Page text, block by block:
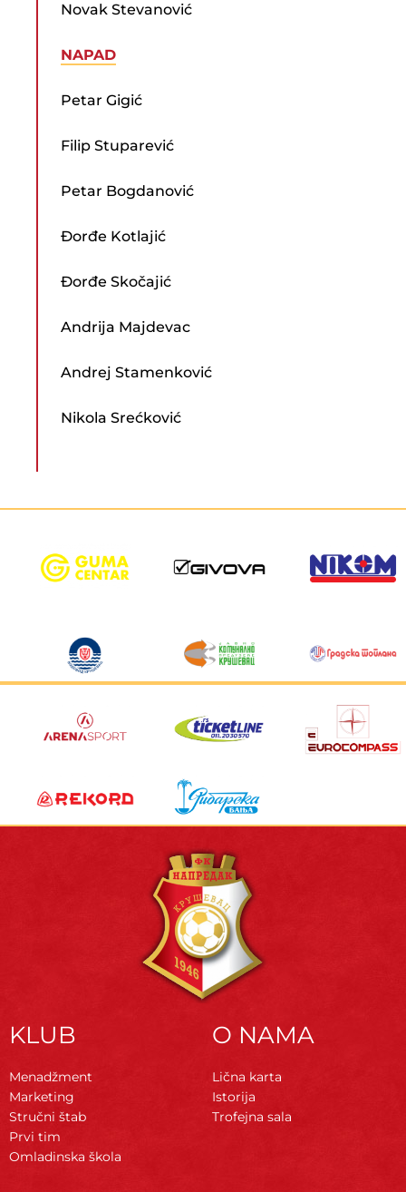
Novak Stevanović
NAPAD
Petar Gigić
Filip Stuparević
Petar Bogdanović
Đorđe Kotlajić
Đorđe Skočajić
Andrija Majdevac
Andrej Stamenković
Nikola Srećković
KLUB
Menadžment
Marketing
Stručni štab
Prvi tim
Omladinska škola
O NAMA
Lična karta
Istorija
Trofejna sala